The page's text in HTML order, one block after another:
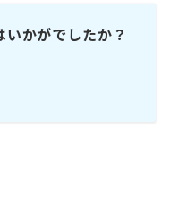
かがでしたか？